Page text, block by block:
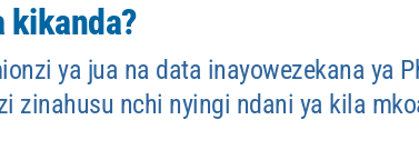
kikanda?
ya jua na data inayowezekana ya
zinahusu nchi nyingi ndani ya kila